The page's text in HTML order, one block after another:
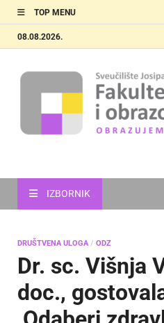
TOP MENU
08.08.2026.
IZBORNIK
DRUŠTVENA ULOGA/ ODZ
Dr. sc. Višnja
doc.,